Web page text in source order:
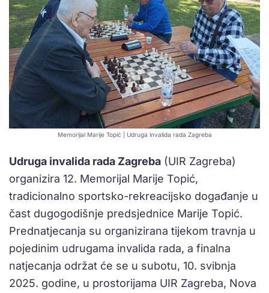
Memorijal Marije Topić | Udruga invalida rada Zagreba
Udruga invalida rada Zagreba (UIR Zagreba)
organizira 12. Memorijal Marije Topić,
tradicionalno sportsko-rekreacijsko događanje u
čast dugogodišnje predsjednice Marije Topić.
Prednatjecanja su organizirana tijekom travnja u
pojedinim udrugama invalida rada, a finalna
natjecanja održat će se u subotu, 10. svibnja
2025. godine, u prostorijama UIR Zagreba, Nova